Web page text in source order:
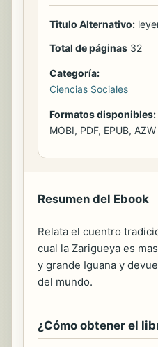
Titulo Alternativo:
Total de páginas 32
Categoría:
Ciencias Sociales
Formatos disponibles:
MOBI, PDF, EPUB, AZW
Resumen del Ebook
Relata el cuentro
cual la Zarigueya es
y grande Iguana y
del mundo.
¿Cómo obtener el